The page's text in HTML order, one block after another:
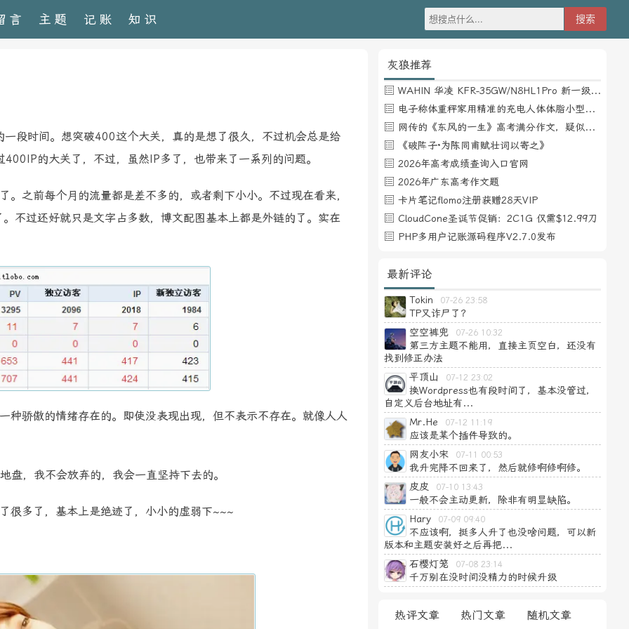
言 主题 记账 知识
时间。想突破400这个大关，真的是想了很久，不过机会总是给
的大关了，不过，虽然IP多了，也带来了一系列的问题。
之前每个月的流量都是差不多的，或者剩下小小。不过现在看来，
不过还好就只是文字占多数，博文配图基本上都是外链的了。实在
骄傲的情绪存在的。即使没表现出现，但不表示不存在。就像人人
，我不会放弃的，我会一直坚持下去的。
多了，基本上是绝迹了，小小的虚弱下~~~
灰狼推荐
WAHIN 华凌 KFR-35GW/N8HL1Pro 新一级能效 壁挂式空调 1.5匹
电子称体重秤家用精准的充电人体体脂小型称重支持HUAWEI HiLink
网传的《东风的一生》高考满分作文，疑似自媒体或其他渠道炒作
《破阵子·为陈同甫赋壮词以寄之》
2026年高考成绩查询入口官网
2026年广东高考作文题
卡片笔记flomo注册获赠28天VIP
CloudCone圣诞节促销：2C1G 仅需$12.99刀
PHP多用户记账源码程序V2.7.0发布
最新评论
Tokin 07-26 23:58
TP又诈尸了？
空空裤兜
07-26 10:32
第三方主题不能用，直接主页空白，还没有
找到修正办法
平顶山
07-12 23:02
换Wordpress也有段时间了，基本没管过，
自定义后台地址有...
Mr.He
07-12 11:19
应该是某个插件导致的。
网友小宋
07-11 00:53
我升完降不回来了，然后就修啊修啊修。
皮皮
07-10 13:43
一般不会主动更新，除非有明显缺陷。
Hary
07-09 09:40
不应该啊，挺多人升了也没啥问题，可以新
版本和主题安装好之后再把...
石樱灯笼
07-08 23:14
千万别在没时间没精力的时候升级
热评文章 热门文章 随机文章